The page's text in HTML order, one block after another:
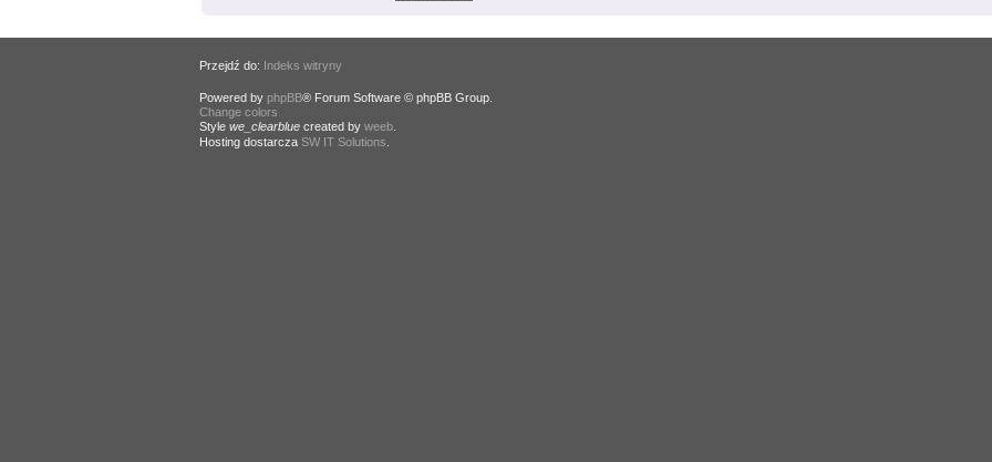
Przejdź do: Indeks witryny
Powered by phpBB® Forum Software © phpBB Group.
Change colors
Style we_clearbluecreated by weeb.
Hosting dostarcza SW IT Solutions